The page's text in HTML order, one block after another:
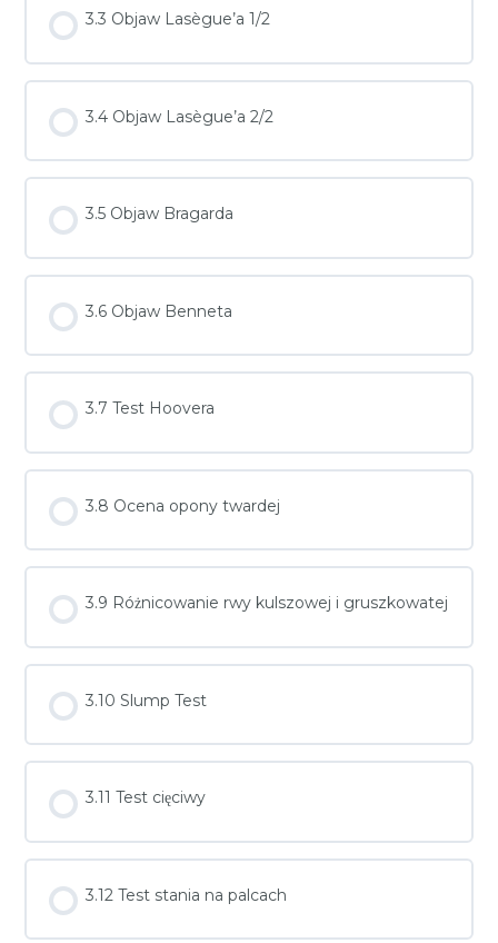
3.3 Objaw Lasègue’a 1/2
3.4 Objaw Lasègue’a 2/2
3.5 Objaw Bragarda
3.6 Objaw Benneta
3.7 Test Hoovera
3.8 Ocena opony twardej
3.9 Różnicowanie rwy kulszowej i gruszkowatej
3.10 Slump Test
3.11 Test cięciwy
3.12 Test stania na palcach